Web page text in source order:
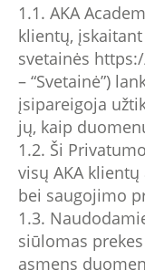
1.1. AKA
klientų, įskaitant
svetainės
– “Svetainė”)
įsipareigoja
jų, kaip
1.2. Ši
visų AKA
bei saugojimo
1.3.
siūlomas
asmens